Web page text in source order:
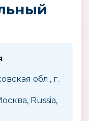
обл., г.
Russia,